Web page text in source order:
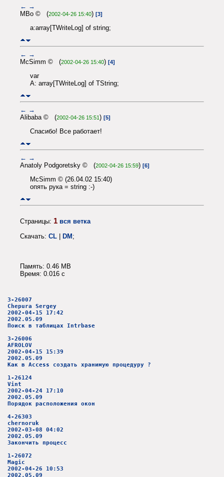
← →
MBo © (2002-04-26 15:40) [3]
a:array[TWriteLog] of string;
← →
McSimm © (2002-04-26 15:40) [4]
var
A: array[TWriteLog] of TString;
← →
Alibaba © (2002-04-26 15:51) [5]
Спасибо! Все работает!
← →
Anatoly Podgoretsky © (2002-04-26 15:59) [6]
McSimm © (26.04.02 15:40)
опять рука = string :-)
Страницы: 1 вся ветка
Скачать: CL | DM;
Память: 0.46 MB
Время: 0.016 c
3-26007
Chepura Sergey
2002-04-15 17:42
2002.05.09
Поиск в таблицах Intrbase
3-26006
AFROLOV
2002-04-15 15:39
2002.05.09
Как в Access создать хранимую процедуру ?
1-26124
Vint
2002-04-24 17:10
2002.05.09
Порядок расположения окон
4-26303
chernoruk
2002-03-08 04:02
2002.05.09
Закончить процесс
1-26072
Magic
2002-04-26 10:53
2002.05.09